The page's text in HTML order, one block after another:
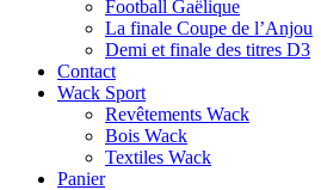
Football Gaëlique
La finale Coupe de l’Anjou
Demi et finale des titres D3
Contact
Wack Sport
Revêtements Wack
Bois Wack
Textiles Wack
Panier